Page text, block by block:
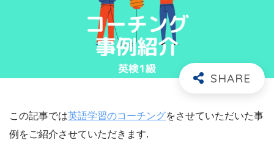
この記事では英語学習のコーチングをさせていただいた事
例をご紹介させていただきます.